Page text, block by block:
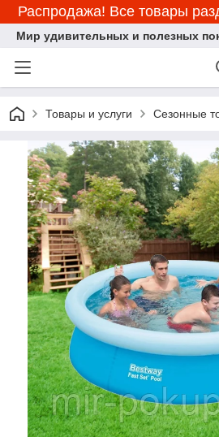
Распродажа! Все товары
Мир удивительных и полезных
Товары и услуги Сезонные